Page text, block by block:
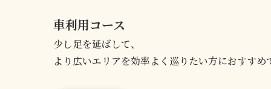
車利用コース
少し足を延ばして、
より広いエリアを効率よく巡りたい方におすすめ